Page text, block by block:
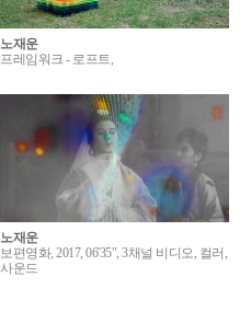
노재운
프레임워크 - 로프트,
노재운
보편영화, 2017, 06'35", 3채널 비디오, 컬러,
사운드